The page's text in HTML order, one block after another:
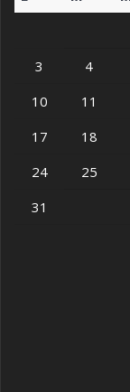
3
4
10
11
17
18
24
25
31